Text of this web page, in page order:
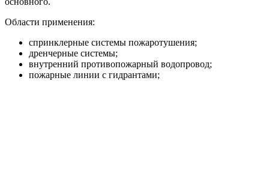
Области применения:
спринклерные системы пожаротушения;
дренчерные системы;
внутренний противопожарный водопровод;
пожарные линии с гидрантами;